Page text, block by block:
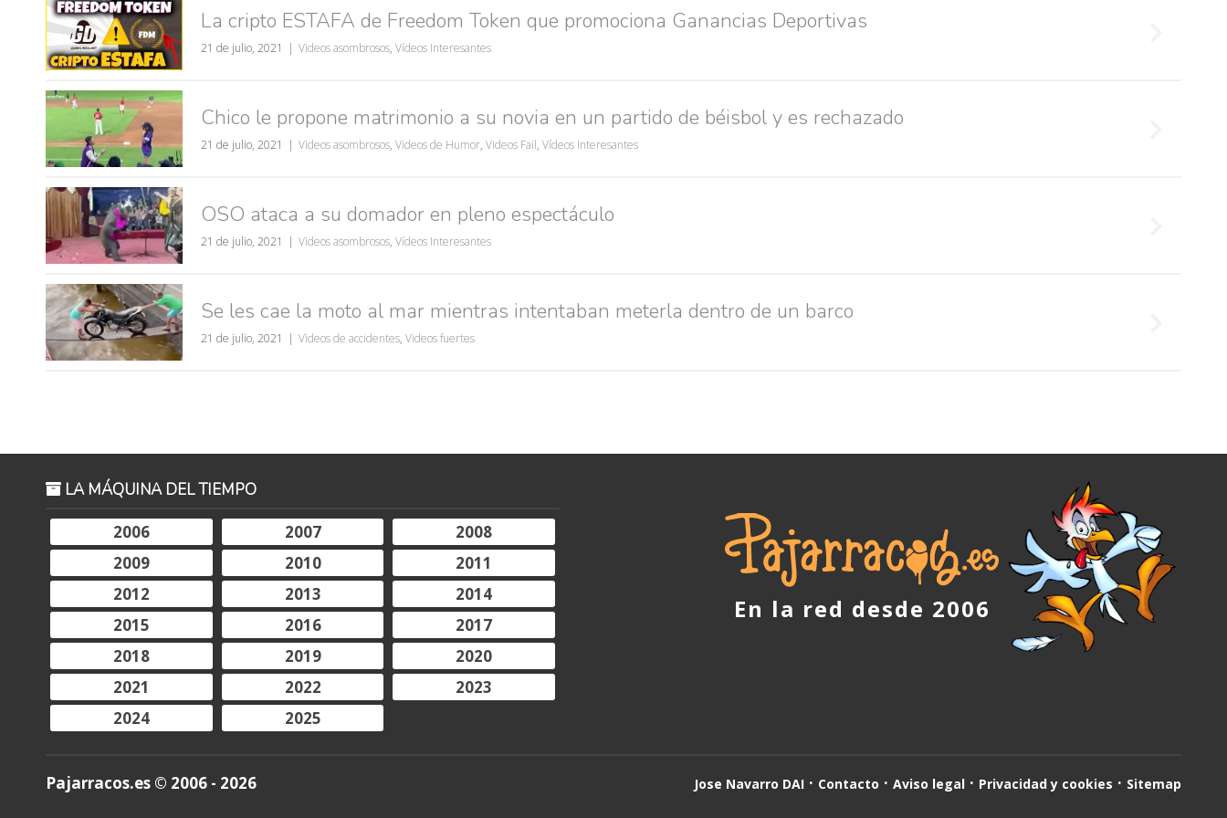
La cripto ESTAFA de Freedom Token que promociona Ganancias Deportivas
21 de julio, 2021 Videos asombrosos, Vídeos Interesantes
Chico le propone matrimonio a su novia en un partido de béisbol y es rechazado
21 de julio, 2021 Videos asombrosos, Videos de Humor, Videos Fail, Vídeos Interesantes
OSO ataca a su domador en pleno espectáculo
21 de julio, 2021 Videos asombrosos, Vídeos Interesantes
Se les cae la moto al mar mientras intentaban meterla dentro de un barco
21 de julio, 2021 Videos de accidentes, Videos fuertes
LA MÁQUINA DEL TIEMPO
2006
2007
2008
2009
2010
2011
2012
2013
2014
2015
2016
2017
2018
2019
2020
2021
2022
2023
2024
2025
En la red desde 2006
Pajarracos.es © 2006 - 2026 Jose Navarro DAI Contacto Aviso legal Privacidad y cookies Sitemap